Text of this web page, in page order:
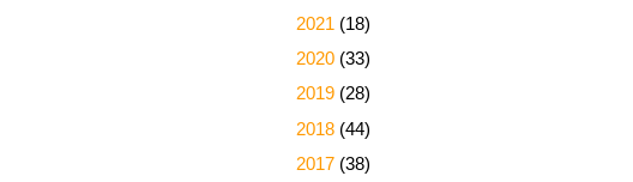
2021 (18)
2020 (33)
2019 (28)
2018 (44)
2017 (38)